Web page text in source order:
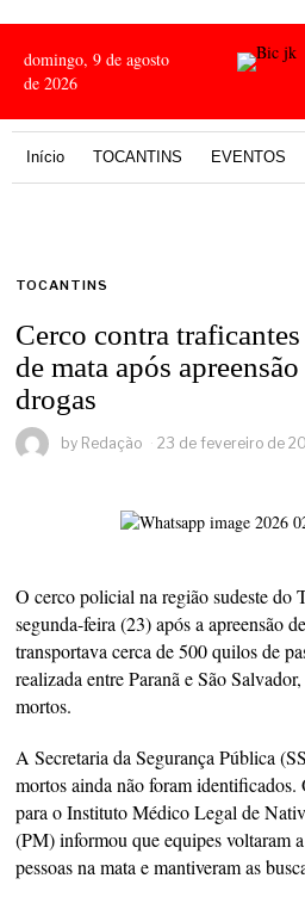
domingo, 9 de agosto
de 2026
Início TOCANTINS EVENTOS
TOCANTINS
Cerco contra
de mata após
drogas
by Redação 23 de fevereiro de
O cerco policial na região sudeste do
segunda-feira (23) após a apreensão
transportava cerca de 500 quilos de
realizada entre Paranã e São
mortos.
A Secretaria da Segurança Pública
mortos ainda não foram identificados.
para o Instituto Médico Legal de
(PM) informou que equipes voltaram
pessoas na mata e mantiveram as